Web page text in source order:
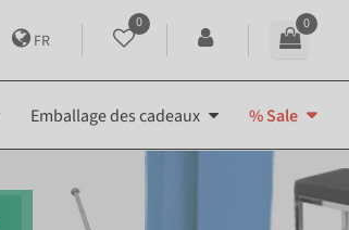
FR
0 0
Emballage des cadeaux % Sale